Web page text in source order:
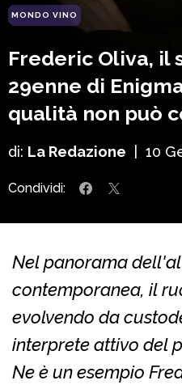
MONDO VINO
Frederic Oliva, il
29enne di
qualità non può
di: La Redazione 10
Condividi:
Nel panorama
contemporanea, il
evolvendo da
interprete attivo del
Ne è un esempio